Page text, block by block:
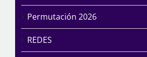
Permutación 2026
REDES